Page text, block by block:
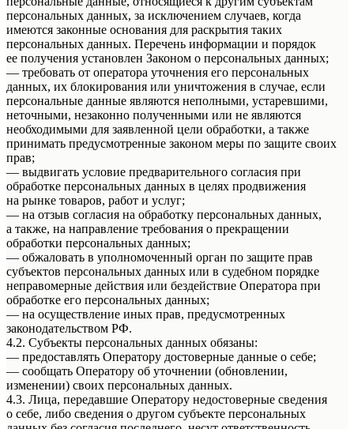
персональных данных, за исключением случаев, когда
имеются законные основания для раскрытия таких
персональных данных. Перечень информации и порядок
ее получения установлен Законом о персональных данных;
— требовать от оператора уточнения его персональных
данных, их блокирования или уничтожения в случае, если
персональные данные являются неполными, устаревшими,
неточными, незаконно полученными или не являются
необходимыми для заявленной цели обработки, а также
принимать предусмотренные законом меры по защите своих
прав;
— выдвигать условие предварительного согласия при
обработке персональных данных в целях продвижения
на рынке товаров, работ и услуг;
— на отзыв согласия на обработку персональных данных,
а также, на направление требования о прекращении
обработки персональных данных;
— обжаловать в уполномоченный орган по защите прав
субъектов персональных данных или в судебном порядке
неправомерные действия или бездействие Оператора при
обработке его персональных данных;
— на осуществление иных прав, предусмотренных
законодательством РФ.
4.2. Субъекты персональных данных обязаны:
— предоставлять Оператору достоверные данные о себе;
— сообщать Оператору об уточнении (обновлении,
изменении) своих персональных данных.
4.3. Лица, передавшие Оператору недостоверные сведения
о себе, либо сведения о другом субъекте персональных